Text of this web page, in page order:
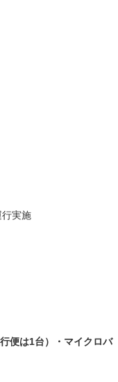
実施
便は1台）・マイクロバ